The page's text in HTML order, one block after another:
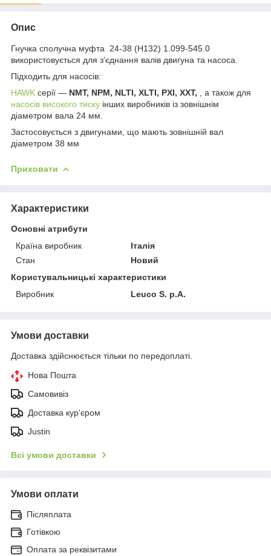
Опис
Гнучка сполучна муфта 24-38 (H132) 1.099-545.0
використовується для з'єднання валів двигуна та насоса.
Підходить для насосів:
HAWK серії — NMT, NPM, NLTI, XLTI, PXI, XXT,
, а також для
насосів високого тиску інших виробників із зовнішнім
діаметром вала 24 мм.
Застосовується з двигунами, що мають зовнішній вал
діаметром 38 мм
Приховати
Характеристики
Основні атрибути
Країна виробник
Італія
Стан
Новий
Користувальницькі характеристики
Виробник
Leuco S. p.A.
Умови доставки
Доставка здійснюється тільки по передоплаті.
Нова Пошта
Самовивіз
Доставка кур'єром
Justin
Всі умови доставки
Умови оплати
Післяплата
Готівкою
Оплата за реквізитами